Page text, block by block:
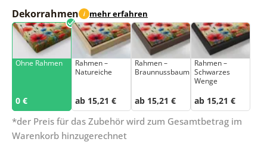
Dekorrahmen i mehr erfahren
Ohne Rahmen
0 €
Rahmen –
Natureiche
ab 15,21 €
Rahmen –
Braunnussbaum
ab 15,21 €
Rahmen –
Schwarzes
Wenge
ab 15,21 €
*der Preis für das Zubehör wird zum Gesamtbetrag im
Warenkorb hinzugerechnet